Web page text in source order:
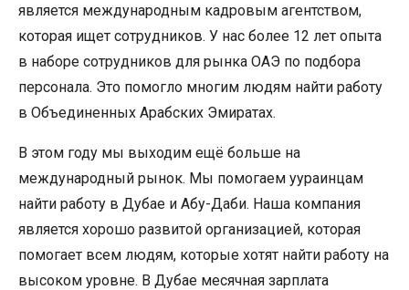
является международным кадровым агентством,
которая ищет сотрудников. У нас более 12 лет опыта
в наборе сотрудников для рынка ОАЭ по подбора
персонала. Это помогло многим людям найти работу
в Объединенных Арабских Эмиратах.
В этом году мы выходим ещё больше на
международный рынок. Мы помогаем уураинцам
найти работу в Дубае и Абу-Даби. Наша компания
является хорошо развитой организацией, которая
помогает всем людям, которые хотят найти работу на
высоком уровне. В Дубае месячная зарплата